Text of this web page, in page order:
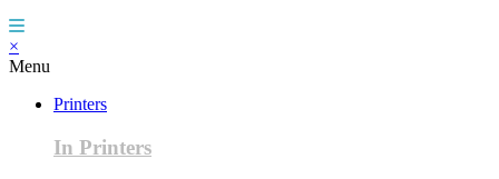
×
Menu
Printers
In Printers